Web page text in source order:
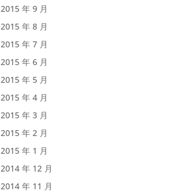
2015 年 9 月
2015 年 8 月
2015 年 7 月
2015 年 6 月
2015 年 5 月
2015 年 4 月
2015 年 3 月
2015 年 2 月
2015 年 1 月
2014 年 12 月
2014 年 11 月